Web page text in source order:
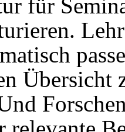
für
Übersicht